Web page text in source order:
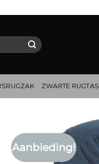
ZWARTE RUGTAS
Aanbieding!